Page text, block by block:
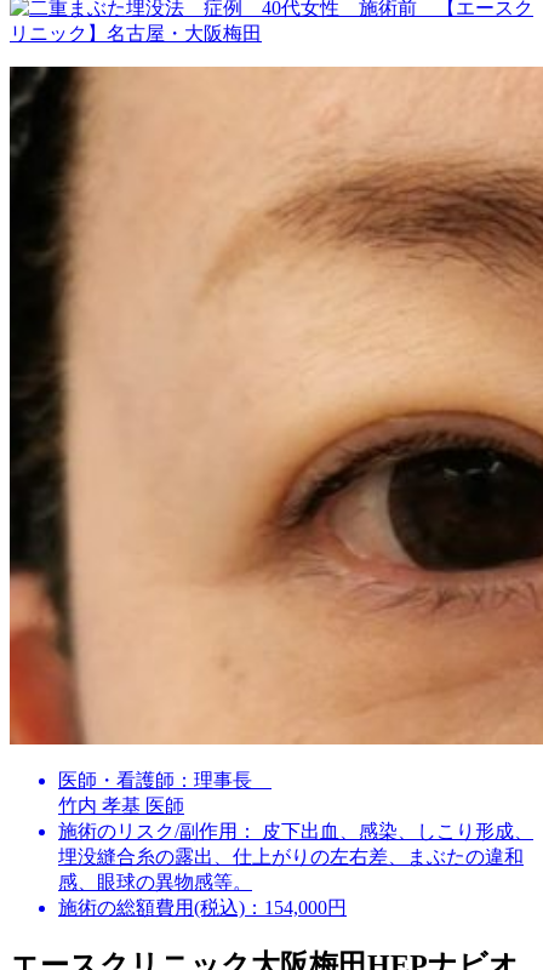
医師・看護師： 理事長
竹内 孝基 医師
施術のリスク/副作用：
皮下出血、感染、しこり形成、
埋没縫合糸の露出、仕上がりの左右差、まぶたの違和
感、眼球の異物感等。
施術の総額費用(税込)： 154,000円